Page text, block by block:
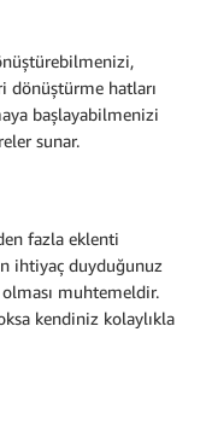
dönüştürme hatları
başlayabilmenizi
sunar.
fazla eklenti
ihtiyaç duyduğunuz
muhtemeldir.
kendiniz kolaylıkla